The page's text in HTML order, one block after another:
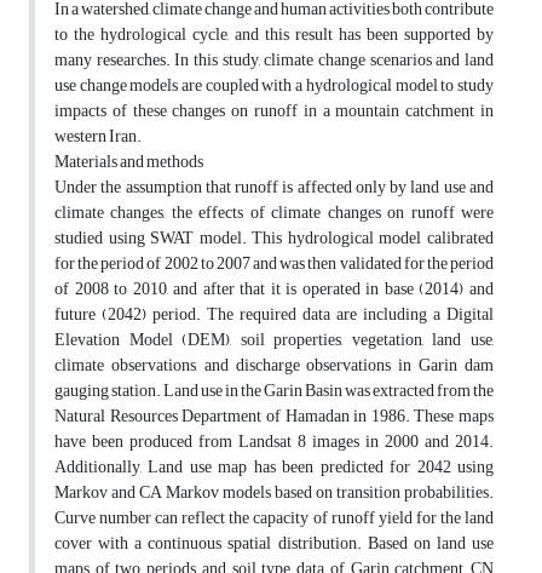
In a watershed, climate change and human activities both contribute
to the hydrological cycle, and this result has been supported by
many researches. In this study, climate change scenarios and land
use change models are coupled with a hydrological model to study
impacts of these changes on runoff in a mountain catchment in
western Iran.
Materials and methods
Under the assumption that runoff is affected only by land use and
climate changes, the effects of climate changes on runoff were
studied using SWAT model. This hydrological model calibrated
for the period of 2002 to 2007 and was then validated for the period
of 2008 to 2010, and after that it is operated in base (2014) and
future (2042) period. The required data are including a Digital
Elevation Model (DEM), soil properties, vegetation, land use,
climate observations, and discharge observations in Garin dam
gauging station. Land use in the Garin Basin was extracted from the
Natural Resources Department of Hamadan in 1986. These maps
have been produced from Landsat 8 images in 2000 and 2014.
Additionally, Land use map has been predicted for 2042 using
Markov and CA Markov models based on transition probabilities.
Curve number can reflect the capacity of runoff yield for the land
cover with a continuous spatial distribution. Based on land use